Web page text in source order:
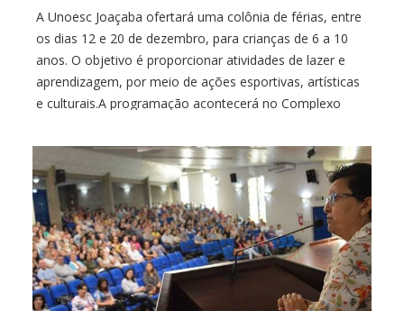
A Unoesc Joaçaba ofertará uma colônia de férias, entre
os dias 12 e 20 de dezembro, para crianças de 6 a 10
anos. O objetivo é proporcionar atividades de lazer e
aprendizagem, por meio de ações esportivas, artísticas
e culturais.A programação acontecerá no Complexo
atividades serão acompanhadas por […]